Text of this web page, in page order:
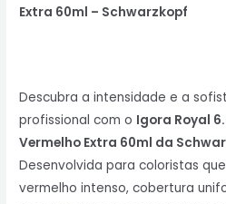
Extra 60ml – Schwarzkopf
Descubra a intensidade e a
profissional com o Igora Royal
Vermelho Extra 60ml da
Desenvolvida para coloristas
vermelho intenso, cobertura